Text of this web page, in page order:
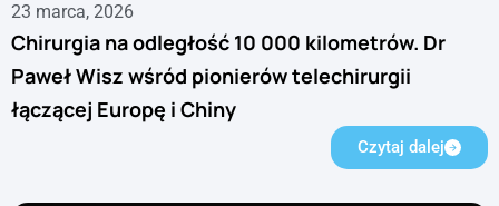
23 marca, 2026
Chirurgia na odległość 10 000 kilometrów. Dr
Paweł Wisz wśród pionierów telechirurgii
łączącej Europę i Chiny
Czytaj dalej